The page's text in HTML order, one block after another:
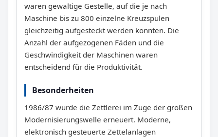
waren gewaltige Gestelle, auf die je nach
Maschine bis zu 800 einzelne Kreuzspulen
gleichzeitig aufgesteckt werden konnten. Die
Anzahl der aufgezogenen Fäden und die
Geschwindigkeit der Maschinen waren
entscheidend für die Produktivität.
Besonderheiten
1986/87 wurde die Zettlerei im Zuge der großen
Modernisierungswelle erneuert. Moderne,
elektronisch gesteuerte Zettelanlagen